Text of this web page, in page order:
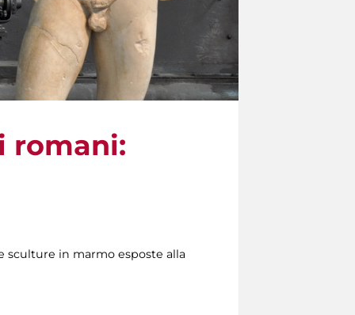
romani:
sculture in marmo esposte alla